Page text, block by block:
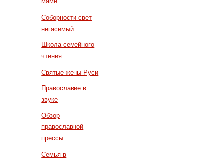
Соборности свет
негасимый
Школа семейного
чтения
Святые жены Руси
Православие в
звуке
Обзор
православной
прессы
Семья в